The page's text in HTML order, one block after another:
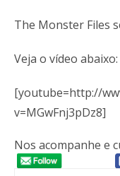
The Monster Files
Veja o vídeo abaixo:
[youtube=http://
v=MGwFnj3pDz8]
Nos acompanhe e